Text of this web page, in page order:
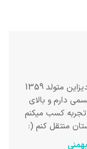
فرشید بهمنی هستم مدیر گروه تبلیغاتی مستر دیزاین متولد 1359
دارم و بالای
کسب میکنم
منتقل کنم (: